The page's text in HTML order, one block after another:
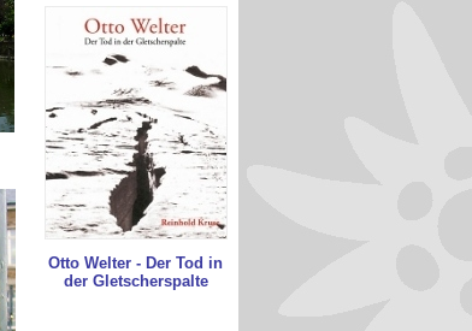
Otto Welter - Der Tod in
der Gletscherspalte